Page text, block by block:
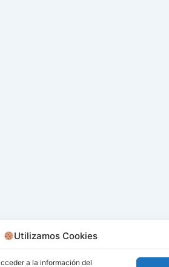
Utilizamos Cookies
a la información del